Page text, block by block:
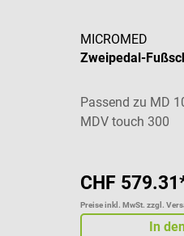
MICROMED
Zweipedal-
Passend zu MD
MDV touch 300
CHF
Preise inkl. MwSt. zzgl.
In